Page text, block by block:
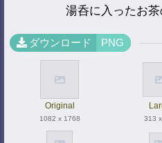
湯呑に入ったお茶
ダウンロード PNG
Original
1082 x 1768 313